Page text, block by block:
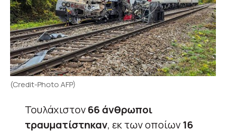
(Credit-Photo AFP)
Τουλάχιστον66 άνθρωποι
τραυματίστηκαν, εκ των οποίων16